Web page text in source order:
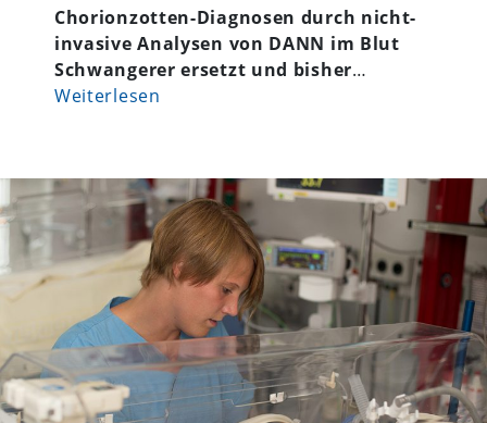
Chorionzotten-Diagnosen durch nicht-
invasive Analysen von DANN im Blut
Schwangerer ersetzt und bisher…
Weiterlesen